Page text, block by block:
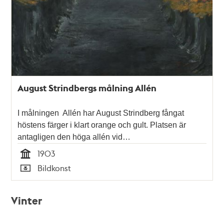
August Strindbergs målning Allén
I målningen Allén har August Strindberg fångat
höstens färger i klart orange och gult. Platsen är
antagligen den höga allén vid…
Tid
1903
Typ
Bildkonst
Vinter